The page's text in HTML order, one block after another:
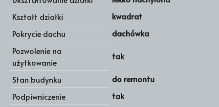
Kształt działki
kwadrat
Pokrycie dachu
dachówka
Pozwolenie na
użytkowanie
tak
Stan budynku
do remontu
Podpiwniczenie
tak